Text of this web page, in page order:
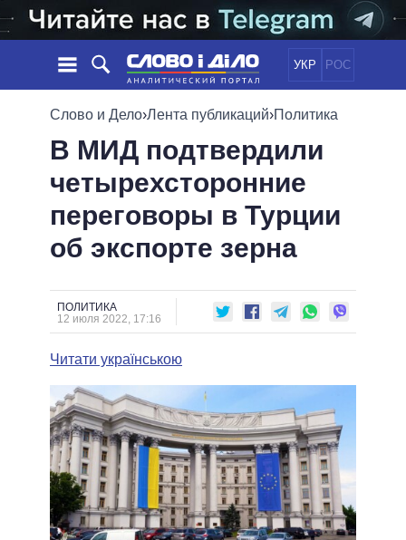
УКР РОС
НОВОСТИ
ЛЕНТА
СОБЫТИЯ
СТАТЬИ
МНЕНИЯ
ОБЗОРЫ
ДАЙДЖЕСТЫ
ПОЛИТИКА
ЭКОНОМИКА
ОБЩЕСТВО
ОБЕЩАНИЯ
ПОЛИТИКИ
ВСЕ ПОЛИТИКИ
ПРЕЗИДЕНТ И ОФИС
ВЕРХОВНАЯ РАДА
КАБИНЕТ МИНИСТРОВ
МЭРЫ
ВСЕ ПЕРСОНЫ
ИНФОГРАФИКА
ПОДДЕРЖАТЬ
СРАВНЕНИЕ ПОЛИТИКОВ
Слово и Дело›Лента публикаций›Политика
В МИД подтвердили
четырехсторонние
переговоры в Турции
об экспорте зерна
ПОЛИТИКА
12 июля 2022, 17:16
Читати українською